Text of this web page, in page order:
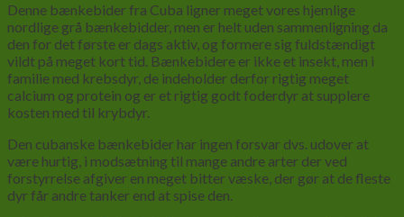
Denne bænkebider fra Cuba ligner meget vores hjemlige
nordlige grå bænkebidder, men er helt uden sammenligning da
den for det første er dags aktiv, og formere sig fuldstændigt
vildt på meget kort tid. Bænkebidere er ikke et insekt, men i
familie med krebsdyr, de indeholder derfor rigtig meget
calcium og protein og er et rigtig godt foderdyr at supplere
kosten med til krybdyr.
Den cubanske bænkebider har ingen forsvar dvs. udover at
være hurtig, i modsætning til mange andre arter der ved
forstyrrelse afgiver en meget bitter væske, der gør at de fleste
dyr får andre tanker end at spise den.